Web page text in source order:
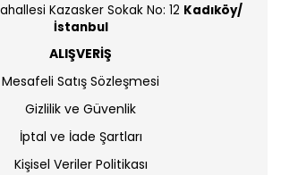
Kazasker Sokak No: 12 Kadıköy/
İstanbul
ALIŞVERİŞ
Mesafeli Satış Sözleşmesi
Gizlilik ve Güvenlik
İptal ve İade Şartları
Kişisel Veriler Politikası